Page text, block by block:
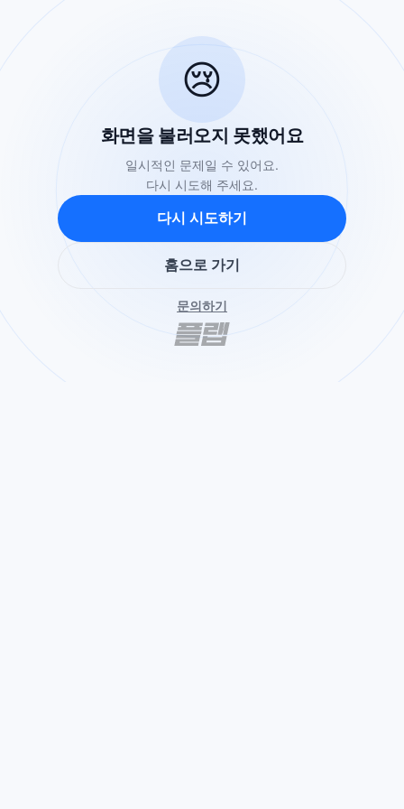
😢
화면을 불러오지 못했어요
일시적인 문제일 수 있어요.
다시 시도해 주세요.
다시 시도하기
홈으로 가기
문의하기